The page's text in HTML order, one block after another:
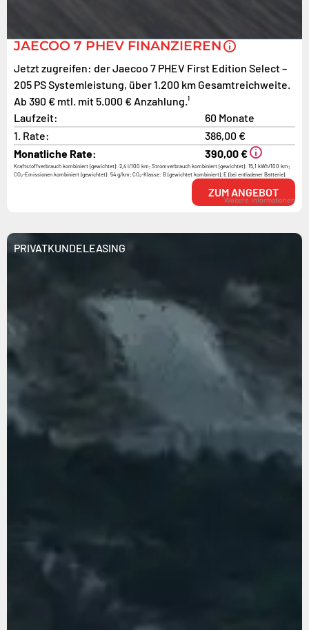
JAECOO 7 PHEV FINANZIEREN
Jetzt zugreifen: der Jaecoo 7 PHEV First Edition Select –
205 PS Systemleistung, über 1.200 km Gesamtreichweite.
Ab 390 € mtl. mit 5.000 € Anzahlung.¹
Laufzeit:
60 Monate
1. Rate:
386,00 €
Monatliche Rate:
390,00 €
Kraftstoffverbrauch kombiniert (gewichtet): 2,4 l/100 km; Stromverbrauch kombiniert (gewichtet): 15,1 kWh/100 km;
CO₂-Emissionen kombiniert (gewichtet): 54 g/km; CO₂-Klasse: B (gewichtet kombiniert), E (bei entladener Batterie).
ZUM ANGEBOT
Weitere Informationen
PRIVATKUNDELEASING